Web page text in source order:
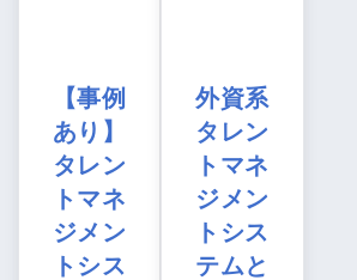
【事例
あり】
タレン
トマネ
ジメン
トシス
外資系
タレン
トマネ
ジメン
トシス
テムと